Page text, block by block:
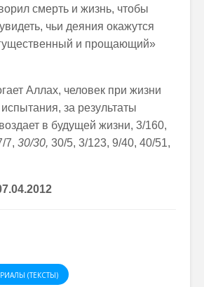
смерть и жизнь, чтобы
чьи деяния окажутся
и прощающий»
Аллах, человек при жизни
за результаты
в будущей жизни, 3/160,
7, 30/30, 30/5, 3/123, 9/40, 40/51,
(ТЕКСТЫ)